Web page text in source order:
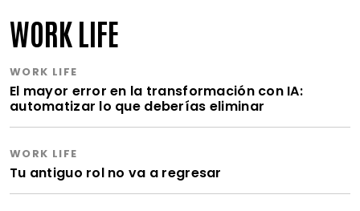
WORK LIFE
WORK LIFE
El mayor error en la transformación con IA:
automatizar lo que deberías eliminar
WORK LIFE
Tu antiguo rol no va a regresar